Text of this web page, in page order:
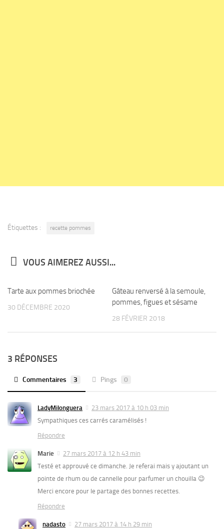
Étiquettes : recette pommes
VOUS AIMEREZ AUSSI...
Tarte aux pommes briochée
30 DÉCEMBRE 2020
Gâteau renversé à la semoule,
pommes, figues et sésame
28 FÉVRIER 2018
3 RÉPONSES
Commentaires 3 Pings 0
LadyMilonguera
23 mars 2017 à 10 h 03 min
Sympathiques ces carrés caramélisés !
Répondre
Marie
27 mars 2017 à 12 h 43 min
Testé et approuvé ce dimanche. Je referai mais y ajoutant un
pointe de rhum ou de cannelle pour parfumer un chouilla 😉
Merci encore pour le partage des bonnes recettes.
Répondre
nadasto 27 mars 2017 à 14 h 29 min